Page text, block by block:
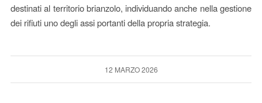
destinati al territorio brianzolo, individuando anche nella gestione
dei rifiuti uno degli assi portanti della propria strategia.
12 MARZO 2026